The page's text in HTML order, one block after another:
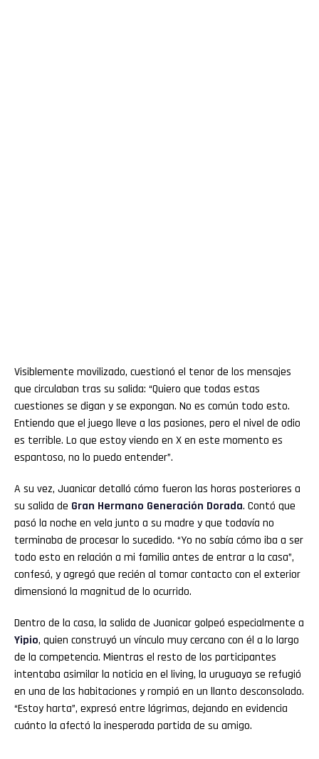
Visiblemente movilizado, cuestionó el tenor de los mensajes
que circulaban tras su salida: “Quiero que todas estas
cuestiones se digan y se expongan. No es común todo esto.
Entiendo que el juego lleve a las pasiones, pero el nivel de odio
es terrible. Lo que estoy viendo en X en este momento es
espantoso, no lo puedo entender”.
A su vez, Juanicar detalló cómo fueron las horas posteriores a
su salida de Gran Hermano Generación Dorada. Contó que
pasó la noche en vela junto a su madre y que todavía no
terminaba de procesar lo sucedido. “Yo no sabía cómo iba a ser
todo esto en relación a mi familia antes de entrar a la casa”,
confesó, y agregó que recién al tomar contacto con el exterior
dimensionó la magnitud de lo ocurrido.
Dentro de la casa, la salida de Juanicar golpeó especialmente a
Yipio, quien construyó un vínculo muy cercano con él a lo largo
de la competencia. Mientras el resto de los participantes
intentaba asimilar la noticia en el living, la uruguaya se refugió
en una de las habitaciones y rompió en un llanto desconsolado.
“Estoy harta”, expresó entre lágrimas, dejando en evidencia
cuánto la afectó la inesperada partida de su amigo.